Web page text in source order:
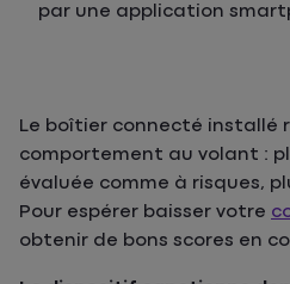
par une application
Le boîtier connecté installé
comportement au volant :
évaluée comme à risques,
Pour espérer baisser votre
obtenir de bons scores en